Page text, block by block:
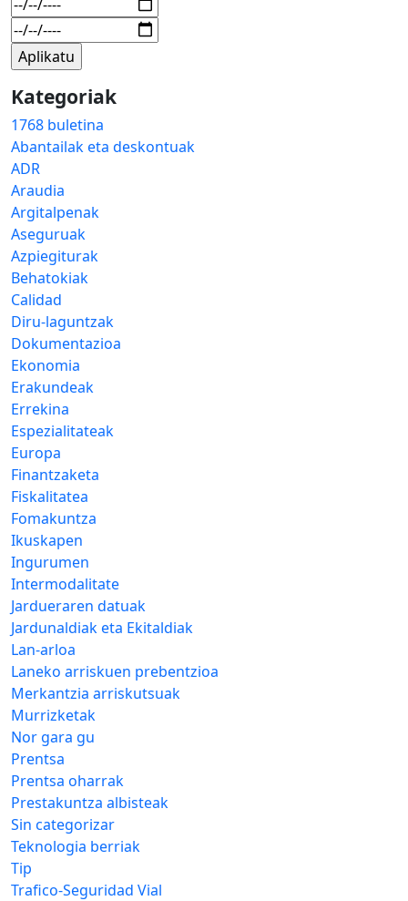
Kategoriak
1768 buletina
Abantailak eta deskontuak
ADR
Araudia
Argitalpenak
Aseguruak
Azpiegiturak
Behatokiak
Calidad
Diru-laguntzak
Dokumentazioa
Ekonomia
Erakundeak
Errekina
Espezialitateak
Europa
Finantzaketa
Fiskalitatea
Fomakuntza
Ikuskapen
Ingurumen
Intermodalitate
Jardueraren datuak
Jardunaldiak eta Ekitaldiak
Lan-arloa
Laneko arriskuen prebentzioa
Merkantzia arriskutsuak
Murrizketak
Nor gara gu
Prentsa
Prentsa oharrak
Prestakuntza albisteak
Sin categorizar
Teknologia berriak
Tip
Trafico-Seguridad Vial